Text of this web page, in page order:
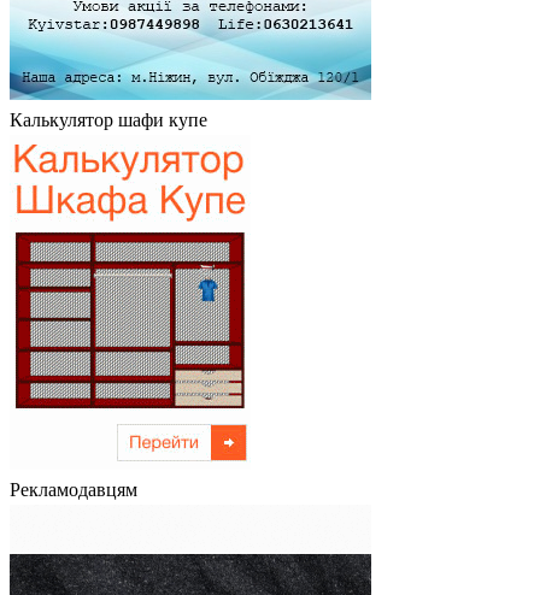
Калькулятор шафи купе
Рекламодавцям